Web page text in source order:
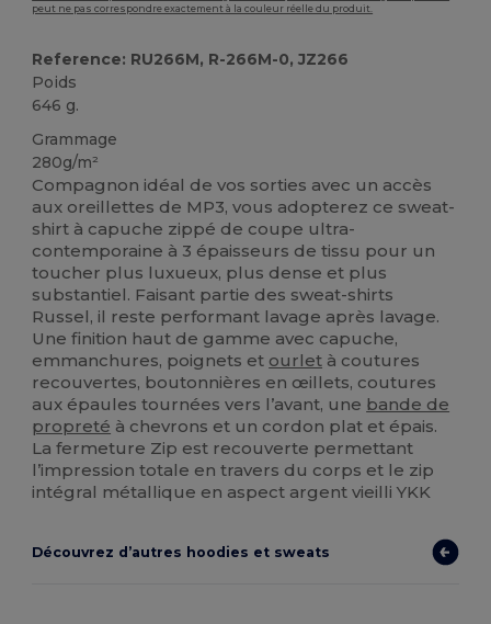
peut ne pas correspondre exactement à la couleur réelle du produit.
Reference: RU266M, R-266M-0, JZ266
Poids
646 g.
Grammage
280g/m²
Compagnon idéal de vos sorties avec un accès
aux oreillettes de MP3, vous adopterez ce sweat-
shirt à capuche zippé de coupe ultra-
contemporaine à 3 épaisseurs de tissu pour un
toucher plus luxueux, plus dense et plus
substantiel. Faisant partie des sweat-shirts
Russel, il reste performant lavage après lavage.
Une finition haut de gamme avec capuche,
emmanchures, poignets et ourlet à coutures
recouvertes, boutonnières en œillets, coutures
aux épaules tournées vers l’avant, une bande de
propreté à chevrons et un cordon plat et épais.
La fermeture Zip est recouverte permettant
l’impression totale en travers du corps et le zip
intégral métallique en aspect argent vieilli YKK
Découvrez d’autres hoodies et sweats